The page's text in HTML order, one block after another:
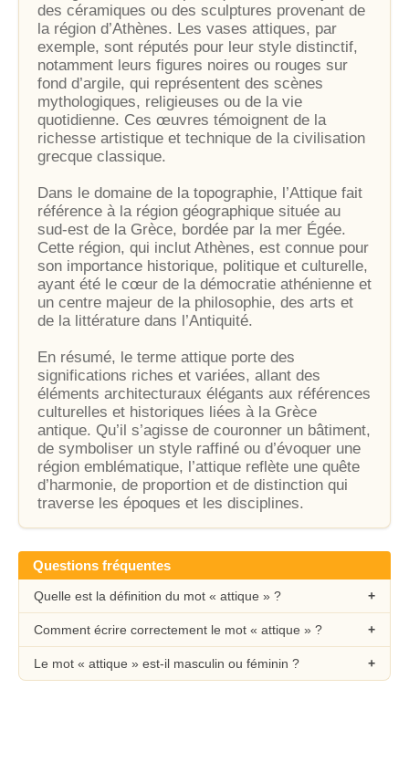
des céramiques ou des sculptures provenant de
la région d’Athènes. Les vases attiques, par
exemple, sont réputés pour leur style distinctif,
notamment leurs figures noires ou rouges sur
fond d’argile, qui représentent des scènes
mythologiques, religieuses ou de la vie
quotidienne. Ces œuvres témoignent de la
richesse artistique et technique de la civilisation
grecque classique.
Dans le domaine de la topographie, l’Attique fait
référence à la région géographique située au
sud-est de la Grèce, bordée par la mer Égée.
Cette région, qui inclut Athènes, est connue pour
son importance historique, politique et culturelle,
ayant été le cœur de la démocratie athénienne et
un centre majeur de la philosophie, des arts et
de la littérature dans l’Antiquité.
En résumé, le terme attique porte des
significations riches et variées, allant des
éléments architecturaux élégants aux références
culturelles et historiques liées à la Grèce
antique. Qu’il s’agisse de couronner un bâtiment,
de symboliser un style raffiné ou d’évoquer une
région emblématique, l’attique reflète une quête
d’harmonie, de proportion et de distinction qui
traverse les époques et les disciplines.
Questions fréquentes
Quelle est la définition du mot « attique » ?
Comment écrire correctement le mot « attique » ?
Le mot « attique » est-il masculin ou féminin ?